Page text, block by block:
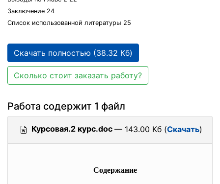
Заключение 24
Список использованной литературы 25
Скачать полностью (38.32 Кб)
Сколько стоит заказать работу?
Работа содержит 1 файл
Курсовая.2 курс.doc — 143.00 Кб (Скачать)
Содержание